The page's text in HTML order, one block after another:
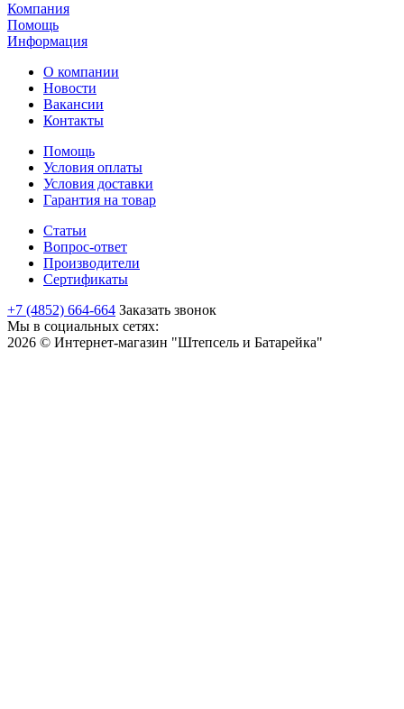
Компания
Помощь
Информация
О компании
Новости
Вакансии
Контакты
Помощь
Условия оплаты
Условия доставки
Гарантия на товар
Статьи
Вопрос-ответ
Производители
Сертификаты
+7 (4852) 664-664 Заказать звонок
Мы в социальных сетях:
2026 © Интернет-магазин "Штепсель и Батарейка"